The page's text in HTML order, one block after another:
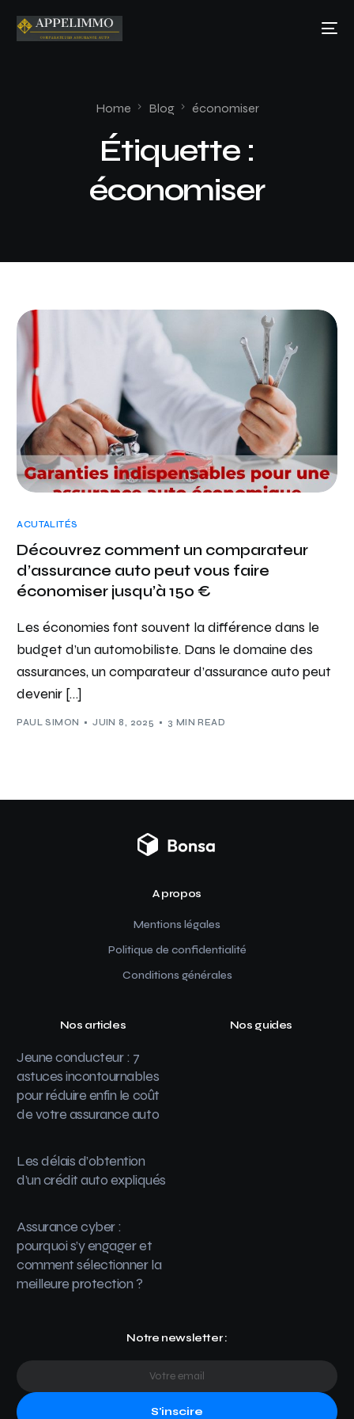
Home Blog économiser
Étiquette :
économiser
ACUTALITÉS
Découvrez comment un comparateur
d’assurance auto peut vous faire
économiser jusqu’à 150 €
Les économies font souvent la différence dans le
budget d’un automobiliste. Dans le domaine des
assurances, un comparateur d’assurance auto peut
devenir […]
PAUL SIMON JUIN 8, 2025 3 MIN READ
A propos
Mentions légales
Politique de confidentialité
Conditions générales
Nos articles
Jeune conducteur : 7
astuces incontournables
pour réduire enfin le coût
de votre assurance auto
Les délais d’obtention
d’un crédit auto expliqués
Assurance cyber :
pourquoi s’y engager et
comment sélectionner la
meilleure protection ?
Nos guides
Notre newsletter :
S'inscire